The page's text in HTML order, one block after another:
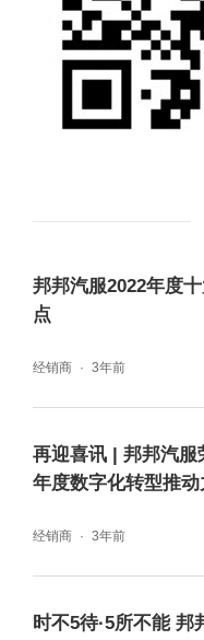
训。
“自进入汛期以来
相关需求，做好
上就要动身，我
强准备好相关资
一线理赔人员，花
邦邦汽服2022年度
点
经销商 3年前
再迎喜讯 | 邦邦汽服
年度数字化转型推动
经销商 3年前
时不5待·5所不能 邦